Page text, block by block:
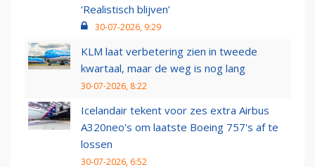
‘Realistisch blijven’
30-07-2026, 9:29
KLM laat verbetering zien in tweede
kwartaal, maar de weg is nog lang
30-07-2026, 8:22
Icelandair tekent voor zes extra Airbus
A320neo's om laatste Boeing 757's af te
lossen
30-07-2026, 6:52